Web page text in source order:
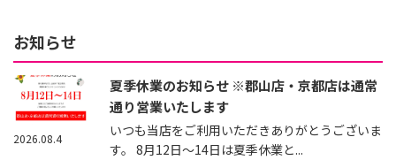
お知らせ
夏季休業のお知らせ ※郡山店・京都店は通常
通り営業いたします
いつも当店をご利用いただきありがとうございま
す。 8月12日～14日は夏季休業と...
2026.08.4